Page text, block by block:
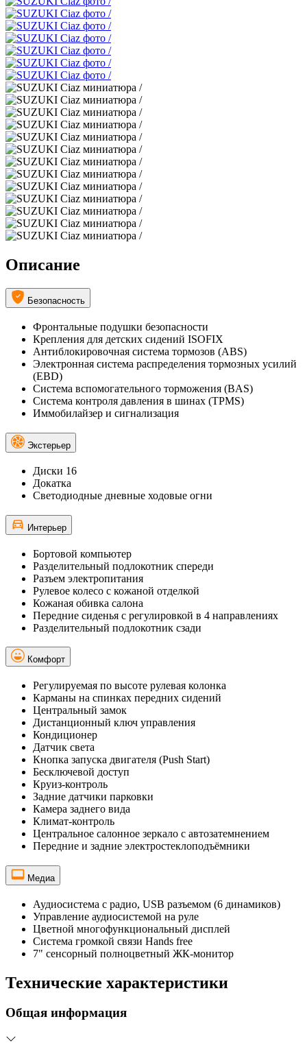
Описание
Безопасность
Фронтальные подушки безопасности
Крепления для детских сидений ISOFIX
Антиблокировочная система тормозов (ABS)
Электронная система распределения тормозных усилий
(EBD)
Система вспомогательного торможения (BAS)
Система контроля давления в шинах (TPMS)
Иммобилайзер и сигнализация
Экстерьер
Диски 16
Докатка
Светодиодные дневные ходовые огни
Интерьер
Бортовой компьютер
Разделительный подлокотник спереди
Разъем электропитания
Рулевое колесо с кожаной отделкой
Кожаная обивка салона
Передние сиденья с регулировкой в 4 направлениях
Разделительный подлокотник сзади
Комфорт
Регулируемая по высоте рулевая колонка
Карманы на спинках передних сидений
Центральный замок
Дистанционный ключ управления
Кондиционер
Датчик света
Кнопка запуска двигателя (Push Start)
Бесключевой доступ
Круиз-контроль
Задние датчики парковки
Камера заднего вида
Климат-контроль
Центральное салонное зеркало с автозатемнением
Передние и задние электростеклоподъёмники
Медиа
Аудиосистема с радио, USB разъемом (6 динамиков)
Управление аудиосистемой на руле
Цветной многофункциональный дисплей
Система громкой связи Hands free
7" сенсорный полноцветный ЖК-монитор
Технические характеристики
Общая информация